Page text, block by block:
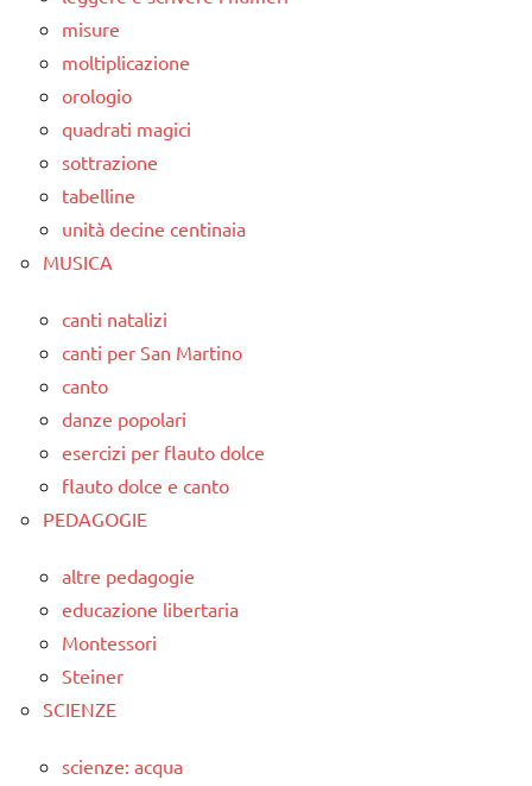
misure
moltiplicazione
orologio
quadrati magici
sottrazione
tabelline
unità decine centinaia
MUSICA
canti natalizi
canti per San Martino
canto
danze popolari
esercizi per flauto dolce
flauto dolce e canto
PEDAGOGIE
altre pedagogie
educazione libertaria
Montessori
Steiner
SCIENZE
scienze: acqua